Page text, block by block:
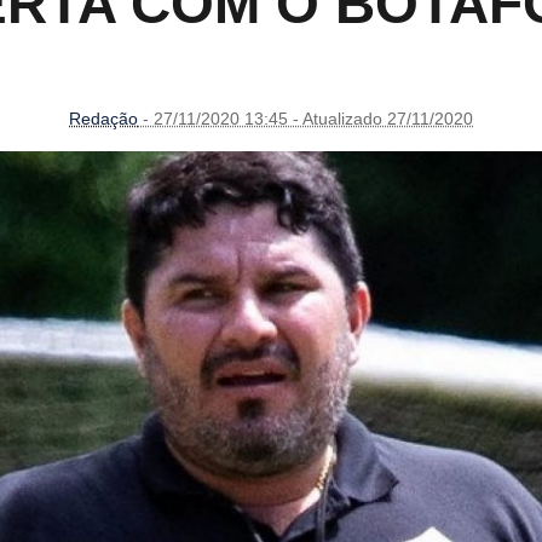
Redação - 27/11/2020 13:45 - Atualizado 27/11/2020